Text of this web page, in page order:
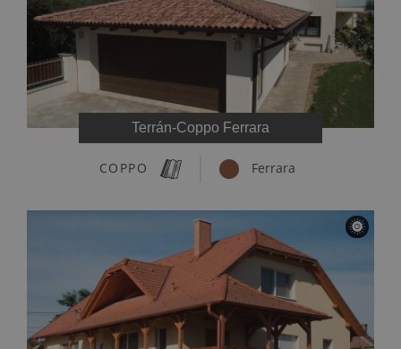
Terrán-Coppo Ferrara
COPPO Ferrara